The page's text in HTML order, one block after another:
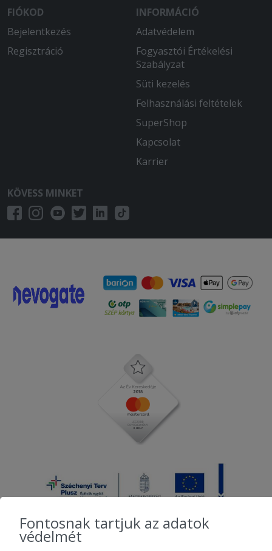
FIÓKOD
Bejelentkezés
Regisztráció
INFORMÁCIÓ
Adatvédelem
Fogyasztói Értékelési
Szabályzat
Süti kezelés
Felhasználási feltételek
SuperShop
Kapcsolat
Karrier
KÖVESS MINKET
Fontosnak tartjuk az adatok
védelmét